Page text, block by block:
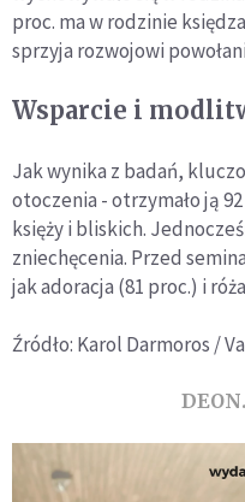
proc. ma w rodzinie
sprzyja rozwojowi
Wsparcie i
Jak wynika z badań,
otoczenia - otrzymało ją
księży i bliskich.
zniechęcenia. Przed
jak adoracja (81 proc.) i
Źródło: Karol Darmoros /